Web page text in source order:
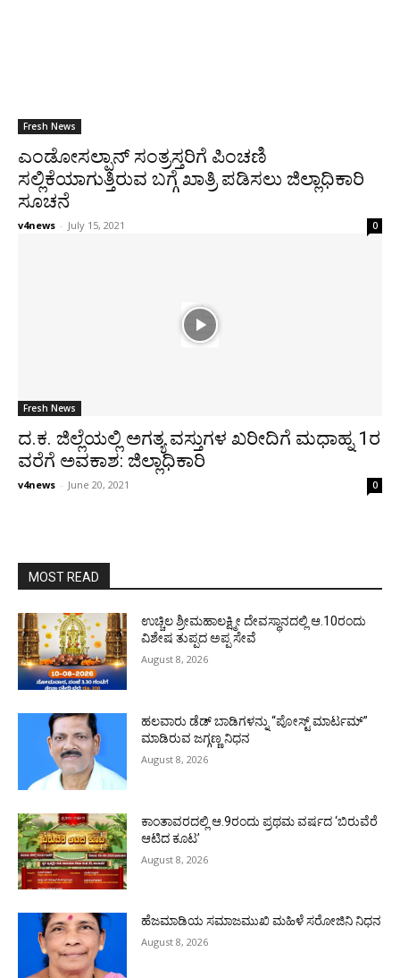
Fresh News
ಎಂಡೋಸಲ್ಫಾನ್ ಸಂತ್ರಸ್ತರಿಗೆ ಪಿಂಚಣಿ
ಸಲ್ಲಿಕೆಯಾಗುತ್ತಿರುವ ಬಗ್ಗೆ ಖಾತ್ರಿ ಪಡಿಸಲು ಜಿಲ್ಲಾಧಿಕಾರಿ
ಸೂಚನೆ
v4news - July 15, 2021 0
Fresh News
ದ.ಕ. ಜಿಲ್ಲೆಯಲ್ಲಿ ಅಗತ್ಯ ವಸ್ತುಗಳ ಖರೀದಿಗೆ ಮಧಾಹ್ನ 1ರ
ವರೆಗೆ ಅವಕಾಶ: ಜಿಲ್ಲಾಧಿಕಾರಿ
v4news - June 20, 2021 0
MOST READ
ಉಚ್ಚಿಲ ಶ್ರೀಮಹಾಲಕ್ಷ್ಮೀ ದೇವಸ್ಥಾನದಲ್ಲಿ ಆ.10ರಂದು
ವಿಶೇಷ ತುಪ್ಪದ ಅಪ್ಪ ಸೇವೆ
August 8, 2026
ಹಲವಾರು ಡೆಡ್ ಬಾಡಿಗಳನ್ನು “ಪೋಸ್ಟ್ ಮಾರ್ಟಮ್”
ಮಾಡಿರುವ ಜಗ್ಗಣ್ಣ ನಿಧನ
August 8, 2026
ಕಾಂತಾವರದಲ್ಲಿ ಆ.9ರಂದು ಪ್ರಥಮ ವರ್ಷದ ‘ಬಿರುವೆರೆ
ಆಟಿದ ಕೂಟ’
August 8, 2026
ಹೆಜಮಾಡಿಯ ಸಮಾಜಮುಖಿ ಮಹಿಳೆ ಸರೋಜಿನಿ ನಿಧನ
August 8, 2026